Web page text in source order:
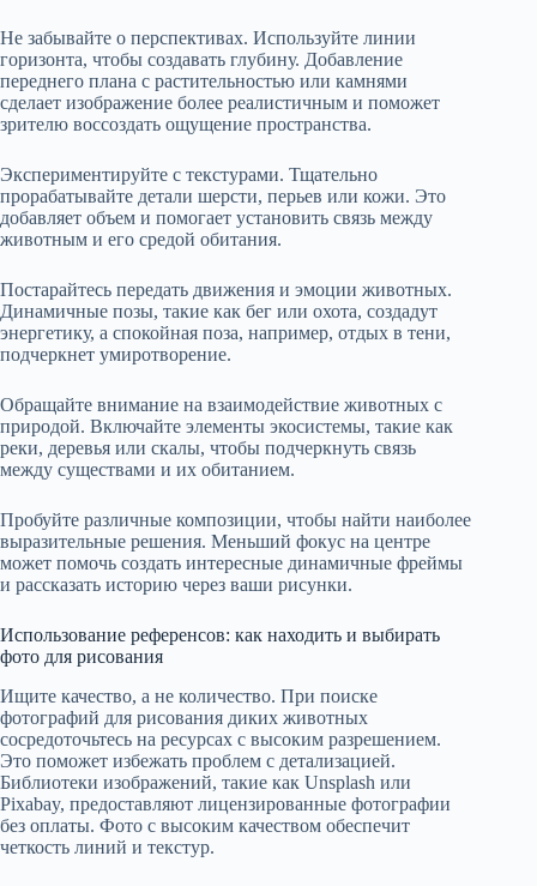
Не забывайте о перспективах. Используйте линии
горизонта, чтобы создавать глубину. Добавление
переднего плана с растительностью или камнями
сделает изображение более реалистичным и поможет
зрителю воссоздать ощущение пространства.
Экспериментируйте с текстурами. Тщательно
прорабатывайте детали шерсти, перьев или кожи. Это
добавляет объем и помогает установить связь между
животным и его средой обитания.
Постарайтесь передать движения и эмоции животных.
Динамичные позы, такие как бег или охота, создадут
энергетику, а спокойная поза, например, отдых в тени,
подчеркнет умиротворение.
Обращайте внимание на взаимодействие животных с
природой. Включайте элементы экосистемы, такие как
реки, деревья или скалы, чтобы подчеркнуть связь
между существами и их обитанием.
Пробуйте различные композиции, чтобы найти наиболее
выразительные решения. Меньший фокус на центре
может помочь создать интересные динамичные фреймы
и рассказать историю через ваши рисунки.
Использование референсов: как находить и выбирать
фото для рисования
Ищите качество, а не количество. При поиске
фотографий для рисования диких животных
сосредоточьтесь на ресурсах с высоким разрешением.
Это поможет избежать проблем с детализацией.
Библиотеки изображений, такие как Unsplash или
Pixabay, предоставляют лицензированные фотографии
без оплаты. Фото с высоким качеством обеспечит
четкость линий и текстур.